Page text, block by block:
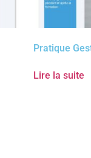
Pratique
Lire la suite